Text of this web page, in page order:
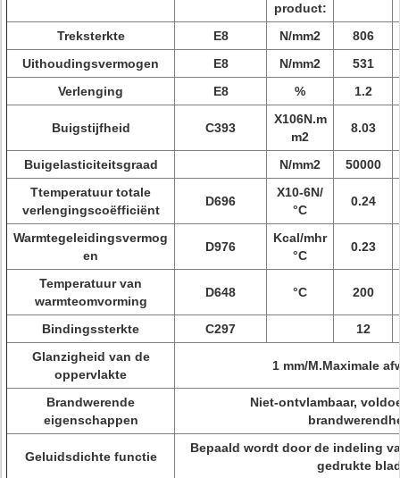
product:
Treksterkte E8 N/mm2
806
Uithoudingsvermogen
E8 N/mm2
531
Verlenging
E8 % 1.2
Buigstijfheid C393
X106N.m
m2
8.03
Buigelasticiteitsgraad N/mm2
50000
Ttemperatuur totale
verlengingscoëfficiënt
D696
X10-6N/
°C
0.24
Warmtegeleidingsvermog
en
D976
Kcal/mhr
°C
0.23
Temperatuur van
warmteomvorming
D648 °C 200
Bindingssterkte C297
12
Glanzigheid van de
oppervlakte
1 mm/M.Maximale
Brandwerende
eigenschappen
Niet-ontvlambaar,
Geluidsdichte functie
Bepaald wordt door de indeling
gedrukte